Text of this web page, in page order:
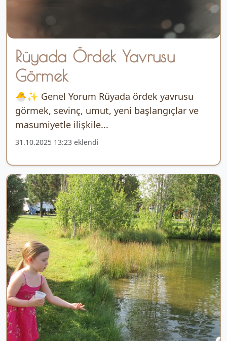
Rüyada Ördek Yavrusu
Görmek
🐣✨ Genel Yorum Rüyada ördek yavrusu
görmek, sevinç, umut, yeni başlangıçlar ve
masumiyetle ilişkile...
31.10.2025 13:23 eklendi